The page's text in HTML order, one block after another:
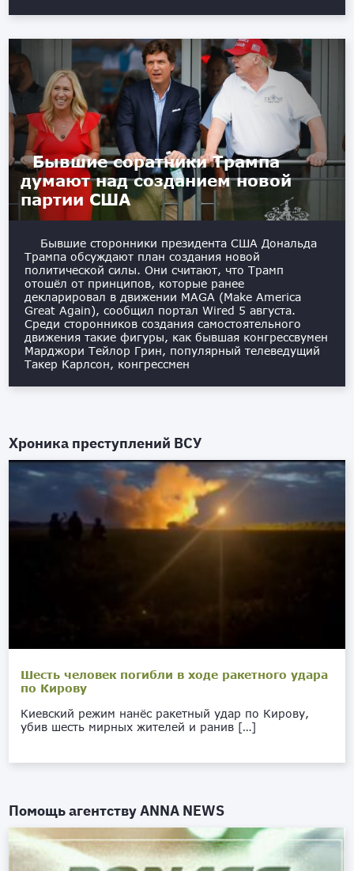
Бывшие соратники Трампа
думают над созданием новой
партии США
Бывшие сторонники президента США Дональда
Трампа обсуждают план создания новой
политической силы. Они считают, что Трамп
отошёл от принципов, которые ранее
декларировал в движении MAGA (Make America
Great Again), сообщил портал Wired 5 августа.
Среди сторонников создания самостоятельного
движения такие фигуры, как бывшая конгрессвумен
Марджори Тейлор Грин, популярный телеведущий
Такер Карлсон, конгрессмен
Хроника преступлений ВСУ
Шесть человек погибли в ходе ракетного удара
по Кирову
Киевский режим нанёс ракетный удар по Кирову,
убив шесть мирных жителей и ранив […]
Помощь агентствуANNA NEWS